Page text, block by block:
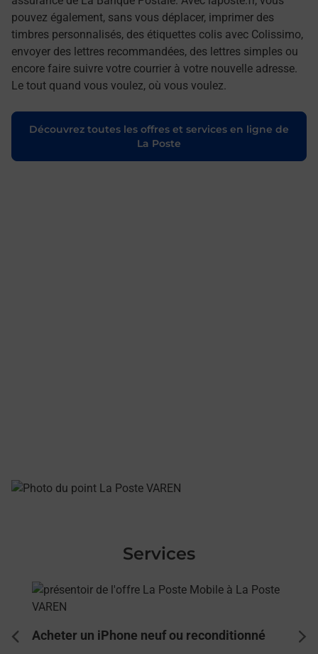
pouvez également, sans vous déplacer, imprimer des
timbres personnalisés, des étiquettes colis avec Colissimo,
envoyer des lettres recommandées, des lettres simples ou
encore faire suivre votre courrier à votre nouvelle adresse.
Le tout quand vous voulez, où vous voulez.
Découvrez toutes les offres et services en ligne de
La Poste
Services
En savoir plus
Acheter un iPhone neuf ou reconditionné